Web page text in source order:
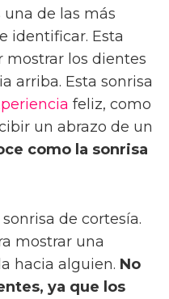
una de las más
identificar. Esta
mostrar los dientes
arriba. Esta sonrisa
feliz, como
un abrazo de un
como la sonrisa
de cortesía.
mostrar una
hacia alguien. No
ya que los